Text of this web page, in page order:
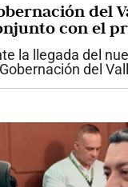
del
con el
la llegada del
Gobernación del
disposición para